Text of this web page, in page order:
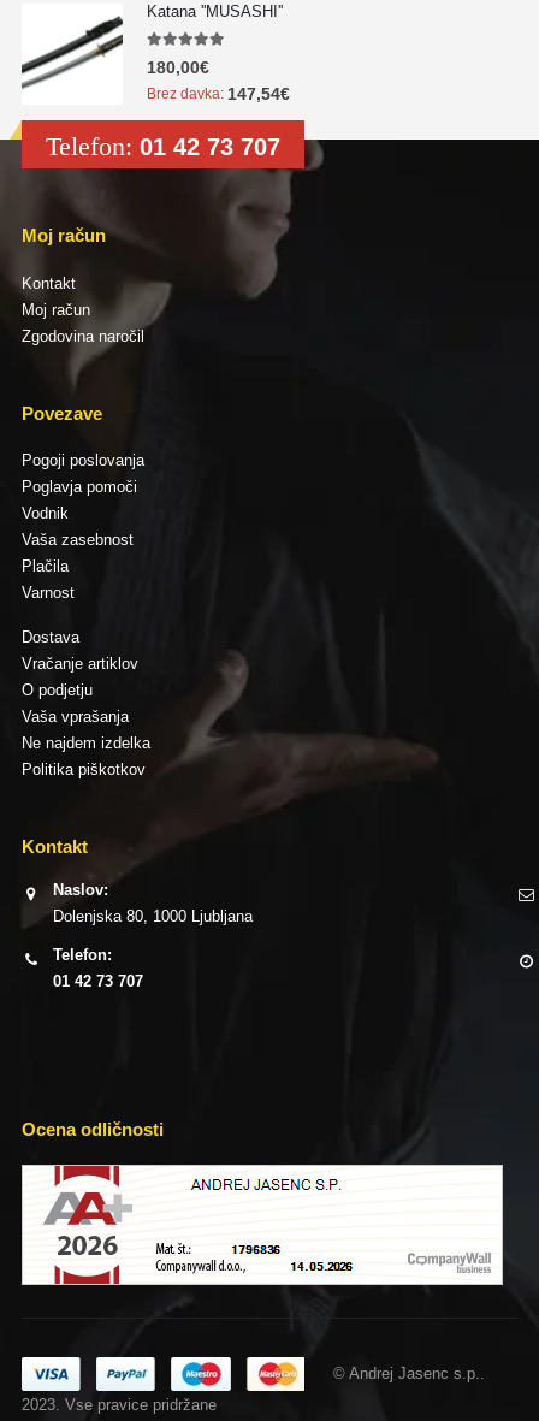
Katana ''MUSASHI''
5.00 out of 5
180,00€
Brez davka: 147,54€
Telefon: 01 42 73 707
Moj račun
Kontakt
Moj račun
Zgodovina naročil
Povezave
Pogoji poslovanja
Poglavja pomoči
Vodnik
Vaša zasebnost
Plačila
Varnost
Dostava
Vračanje artiklov
O podjetju
Vaša vprašanja
Ne najdem izdelka
Politika piškotkov
Kontakt
Naslov:
Dolenjska 80, 1000 Ljubljana
Telefon:
01 42 73 707
Ocena odličnosti
© Andrej Jasenc s.p..
2023. Vse pravice pridržane